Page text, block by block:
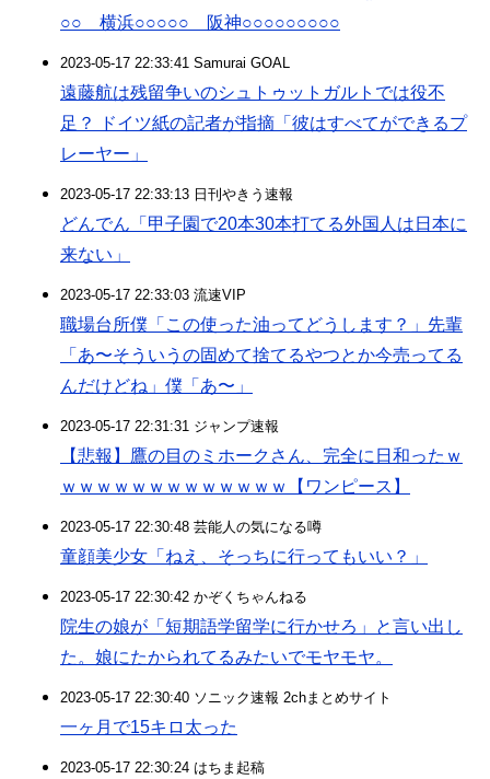
○○ 横浜○○○○○ 阪神○○○○○○○○○
2023-05-17 22:33:41 Samurai GOAL
遠藤航は残留争いのシュトゥットガルトでは役不
足？ ドイツ紙の記者が指摘「彼はすべてができるプ
レーヤー」
2023-05-17 22:33:13 日刊やきう速報
どんでん「甲子園で20本30本打てる外国人は日本に
来ない」
2023-05-17 22:33:03 流速VIP
職場台所僕「この使った油ってどうします？」先輩
「あ〜そういうの固めて捨てるやつとか今売ってる
んだけどね」僕「あ〜」
2023-05-17 22:31:31 ジャンプ速報
【悲報】鷹の目のミホークさん、完全に日和ったｗ
ｗｗｗｗｗｗｗｗｗｗｗｗｗ【ワンピース】
2023-05-17 22:30:48 芸能人の気になる噂
童顔美少女「ねえ、そっちに行ってもいい？」
2023-05-17 22:30:42 かぞくちゃんねる
院生の娘が「短期語学留学に行かせろ」と言い出し
た。娘にたかられてるみたいでモヤモヤ。
2023-05-17 22:30:40 ソニック速報 2chまとめサイト
一ヶ月で15キロ太った
2023-05-17 22:30:24 はちま起稿